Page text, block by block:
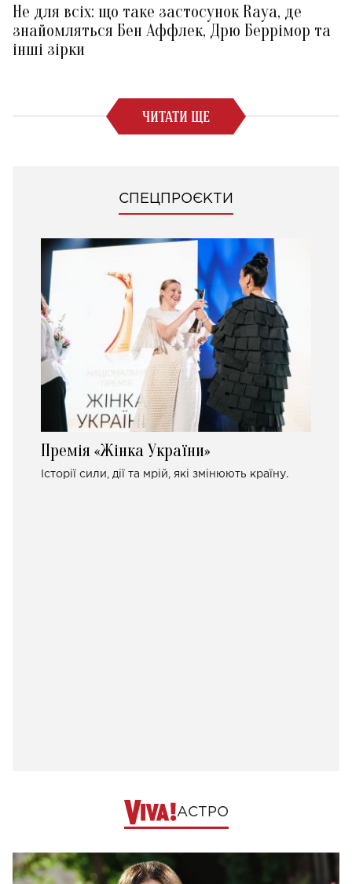
Не для всіх: що таке застосунок Raya, де
знайомляться Бен Аффлек, Дрю Беррімор та
інші зірки
ЧИТАТИ ЩЕ
СПЕЦПРОЄКТИ
Премія «Жінка України»
Історії сили, дії та мрій, які змінюють країну.
АСТРО